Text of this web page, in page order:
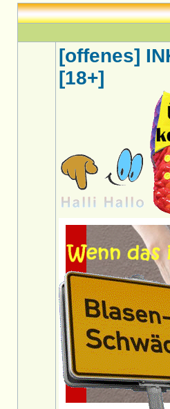
[offenes]
[18+]